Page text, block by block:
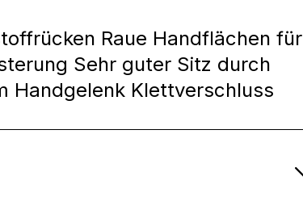
Raue Handflächen für
Sehr guter Sitz durch
Handgelenk Klettverschluss